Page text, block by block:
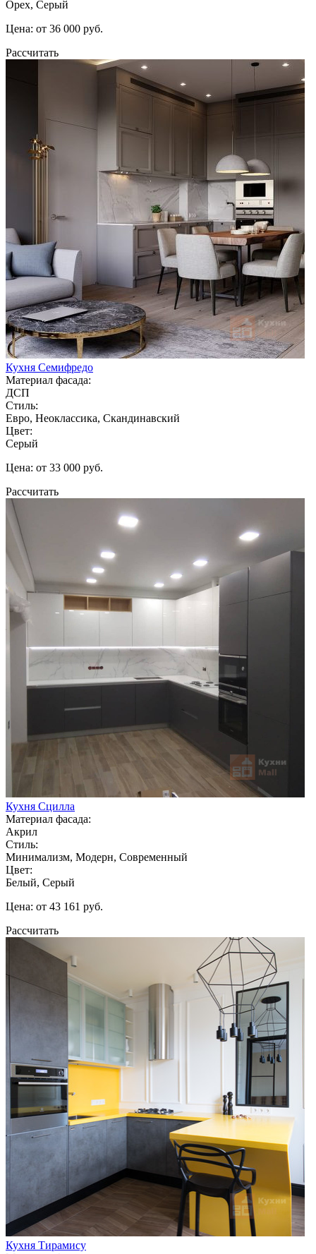
Орех, Серый
Цена: от 36 000 руб.
Рассчитать
Кухня Семифредо
Материал фасада:
ДСП
Стиль:
Евро, Неоклассика, Скандинавский
Цвет:
Серый
Цена: от 33 000 руб.
Рассчитать
Кухня Сцилла
Материал фасада:
Акрил
Стиль:
Минимализм, Модерн, Современный
Цвет:
Белый, Серый
Цена: от 43 161 руб.
Рассчитать
Кухня Тирамису